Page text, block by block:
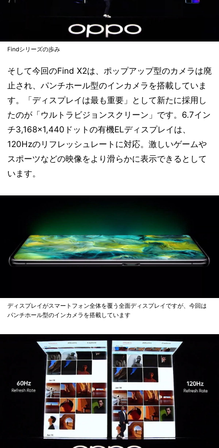
Findシリーズの歩み
そして今回のFind X2は、ポップアップ型のカメラは廃
止され、パンチホール型のインカメラを搭載していま
す。「ディスプレイは最も重要」として新たに採用し
たのが「ウルトラビジョンスクリーン」です。6.7イン
チ3,168×1,440ドットの有機ELディスプレイは、
120Hzのリフレッシュレートに対応。激しいゲームや
スポーツなどの映像をより滑らかに表示できるとして
います。
ディスプレイがスマートフォン全体を覆う全面ディスプレイですが、今回は
パンチホール型のインカメラを搭載しています